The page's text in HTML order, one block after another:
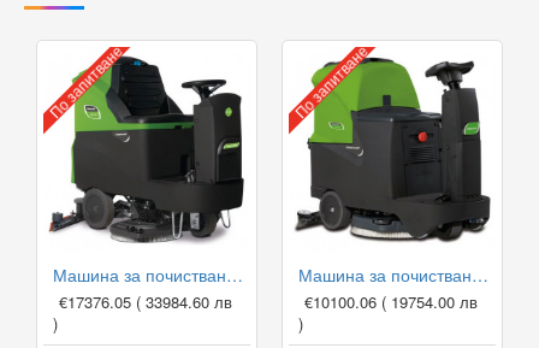
По запитване
Машина за почистване на под Cleancraft ASSM 1000
€17376.05 ( 33984.60 лв
)
По запитване
Машина за почистване на под Cleancraft ASSM 560
€10100.06 ( 19754.00 лв
)